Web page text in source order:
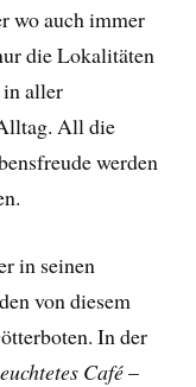
wo auch immer
die Lokalitäten
in aller
All die
werden
in seinen
von diesem
In der
Café–